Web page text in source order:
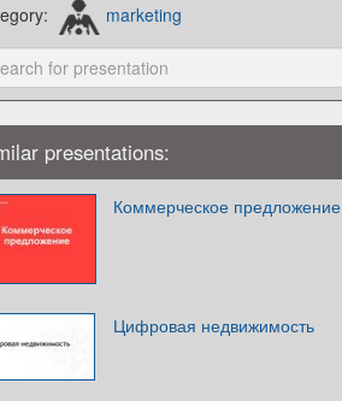
marketing
presentations:
Коммерческое предложение
Цифровая недвижимость